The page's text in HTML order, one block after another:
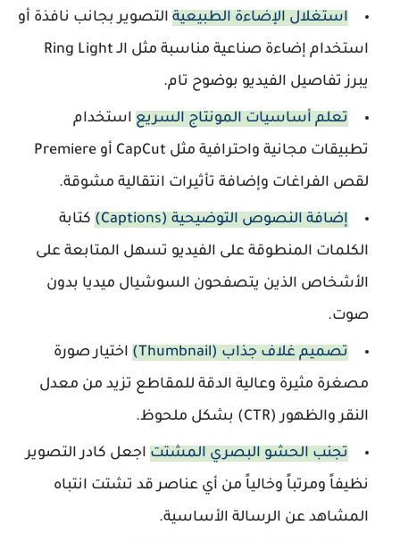
استغلال الإضاءة الطبيعية التصوير بجانب نافذة أو
استخدام إضاءة صناعية مناسبة مثل الـ Ring Light
يبرز تفاصيل الفيديو بوضوح تام.
تعلم أساسيات المونتاج السريع استخدام
تطبيقات مجانية واحترافية مثل CapCut أو Premiere
لقص الفراغات وإضافة تأثيرات انتقالية مشوقة.
إضافة النصوص التوضيحية (Captions)
كتابة
الكلمات المنطوقة على الفيديو تسهل المتابعة على
الأشخاص الذين يتصفحون السوشيال ميديا بدون
صوت.
تصميم غلاف جذاب (Thumbnail)
اختيار صورة
مصغرة مثيرة وعالية الدقة للمقاطع تزيد من معدل
النقر والظهور (CTR) بشكل ملحوظ.
تجنب الحشو البصري المشتت اجعل كادر التصوير
نظيفاً ومرتباً وخالياً من أي عناصر قد تشتت انتباه
المشاهد عن الرسالة الأساسية.